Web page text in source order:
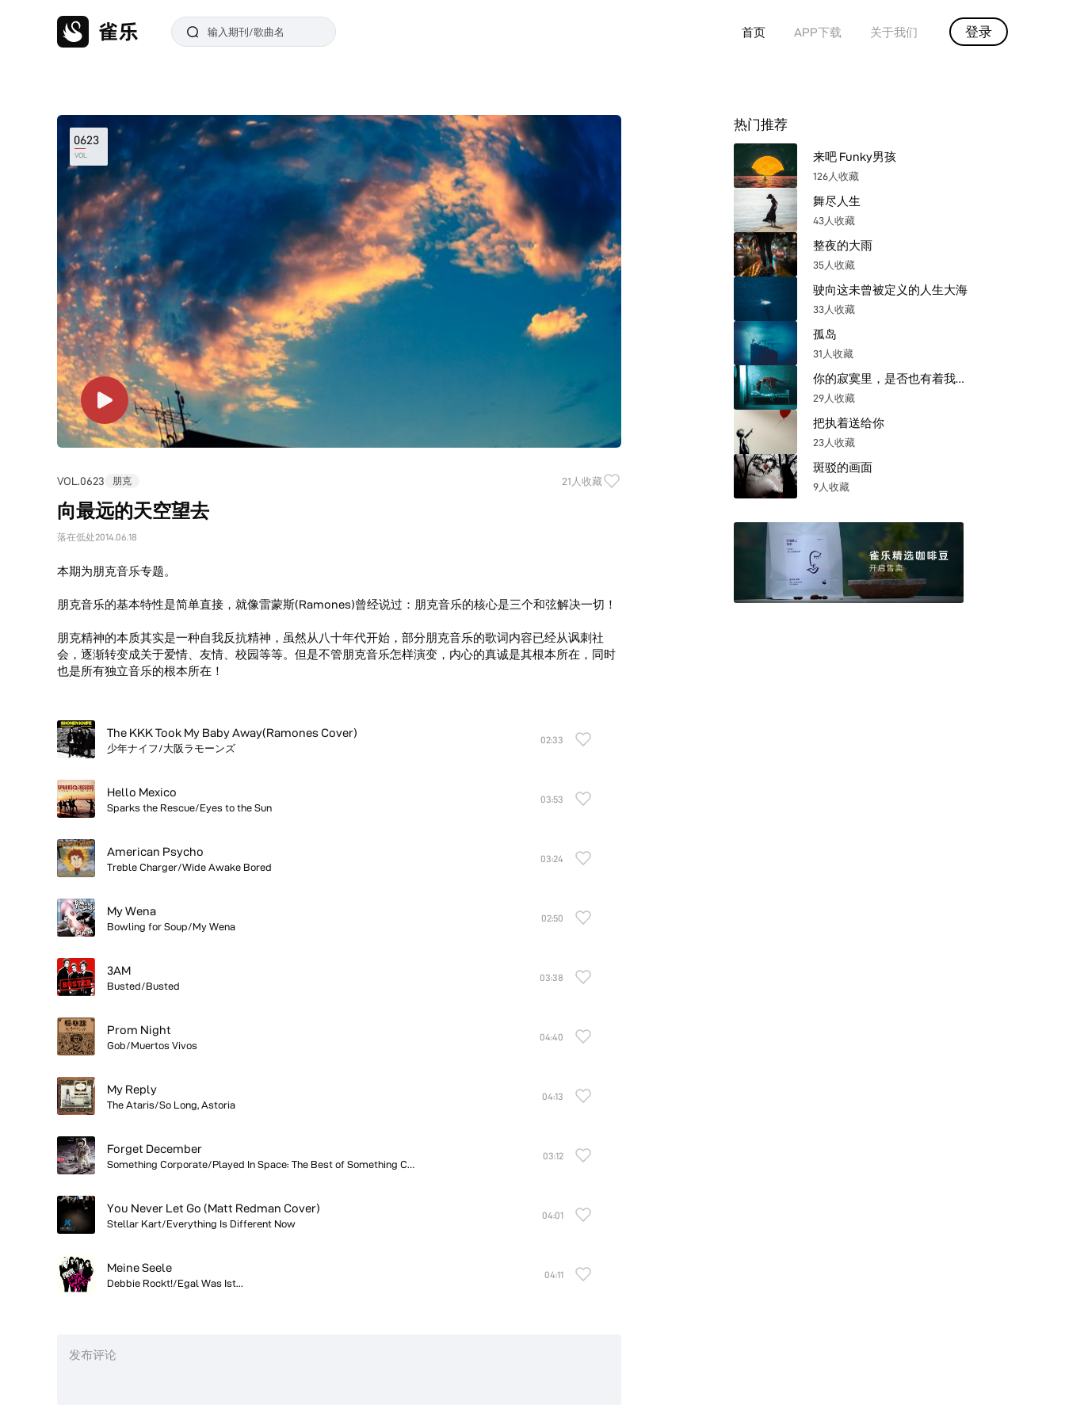
首页 APP下载 关于我们 登录
0623
VOL
VOL.0623 朋克 21人收藏
向最远的天空望去
落在低处2014.06.18
本期为朋克音乐专题。
朋克音乐的基本特性是简单直接，就像雷蒙斯(Ramones)曾经说过：朋克音乐的核心是三个和弦解决一切！
朋克精神的本质其实是一种自我反抗精神，虽然从八十年代开始，部分朋克音乐的歌词内容已经从讽刺社
会，逐渐转变成关于爱情、友情、校园等等。但是不管朋克音乐怎样演变，内心的真诚是其根本所在，同时
也是所有独立音乐的根本所在！
The KKK Took My Baby Away(Ramones Cover)
少年ナイフ/大阪ラモーンズ
02:33
Hello Mexico
Sparks the Rescue/Eyes to the Sun
03:53
American Psycho
Treble Charger/Wide Awake Bored
03:24
My Wena
Bowling for Soup/My Wena
02:50
3AM
Busted/Busted
03:38
Prom Night
Gob/Muertos Vivos
04:40
My Reply
The Ataris/So Long, Astoria
04:13
Forget December
03:12
You Never Let Go (Matt Redman Cover)
Stellar Kart/Everything Is Different Now
04:01
Meine Seele
Debbie Rockt!/Egal Was Ist...
04:11
热门推荐
来吧 Funky男孩
126人收藏
舞尽人生
43人收藏
整夜的大雨
35人收藏
驶向这未曾被定义的人生大海
33人收藏
孤岛
31人收藏
你的寂寞里，是否也有着我的孤寂。
29人收藏
把执着送给你
23人收藏
斑驳的画面
9人收藏